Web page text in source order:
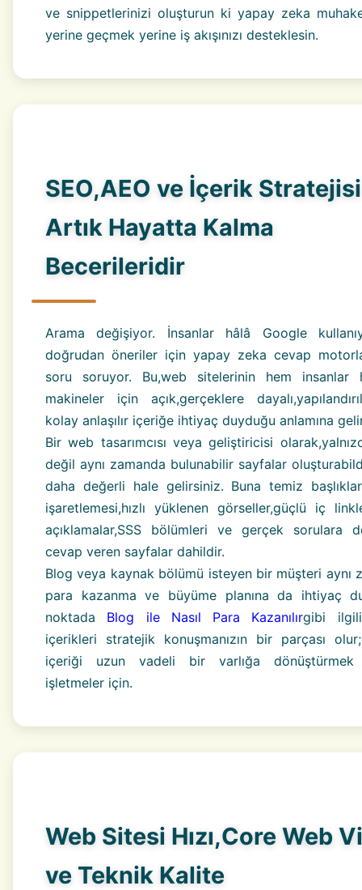
ve snippetlerinizi oluşturun ki yapay zeka
yerine geçmek yerine iş akışınızı desteklesin.
SEO,AEO ve İçerik Stratejisi
Artık Hayatta Kalma
Becerileridir
Arama değişiyor. İnsanlar hâlâ Google
doğrudan öneriler için yapay zeka cevap
soru soruyor. Bu,web sitelerinin hem insanlar
makineler için açık,gerçeklere
kolay anlaşılır içeriğe ihtiyaç duyduğu anlamına
Bir web tasarımcısı veya geliştiricisi
değil aynı zamanda bulunabilir sayfalar
daha değerli hale gelirsiniz. Buna temiz
işaretlemesi,hızlı yüklenen görseller,güçlü iç
açıklamalar,SSS bölümleri ve gerçek sorulara
cevap veren sayfalar dahildir.
Blog veya kaynak bölümü isteyen bir müşteri aynı
para kazanma ve büyüme planına da ihtiyaç
noktada Blog ile Nasıl Para Kazanılırgibi
içerikleri stratejik konuşmanızın bir parçası
içeriği uzun vadeli bir varlığa dönüştürmek
işletmeler için.
Web Sitesi Hızı,Core Web
ve Teknik Kalite